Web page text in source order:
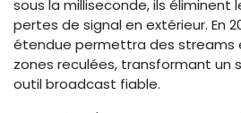
sous la milliseconde, ils éliminent
pertes de signal en extérieur. En
étendue permettra des streams
zones reculées, transformant un
outil broadcast fiable.